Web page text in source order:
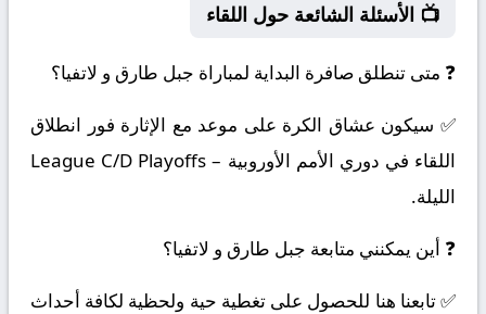
📺 الأسئلة الشائعة حول اللقاء
❓ متى تنطلق صافرة البداية لمباراة جبل طارق و لاتفيا؟
✅ سيكون عشاق الكرة على موعد مع الإثارة فور انطلاق
اللقاء في دوري الأمم الأوروبية – League C/D Playoffs
الليلة.
❓ أين يمكنني متابعة جبل طارق و لاتفيا؟
✅ تابعنا هنا للحصول على تغطية حية ولحظية لكافة أحداث